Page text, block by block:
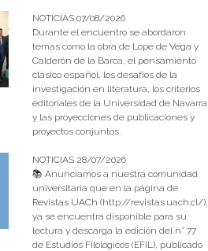
NOTICIAS 07/08/2026
Durante el encuentro se abordaron
temas como la obra de Lope de Vega y
Calderón de la Barca, el pensamiento
clásico español, los desafíos de la
investigación en literatura, los criterios
editoriales de la Universidad de Navarra
y las proyecciones de publicaciones y
proyectos conjuntos.
NOTICIAS 28/07/2026
📚 Anunciamos a nuestra comunidad
universitaria que en la página de
Revistas UACh (http://revistas.uach.cl/),
ya se encuentra disponible para su
lectura y descarga la edición del n° 77
de Estudios Filológicos (EFIL), publicado